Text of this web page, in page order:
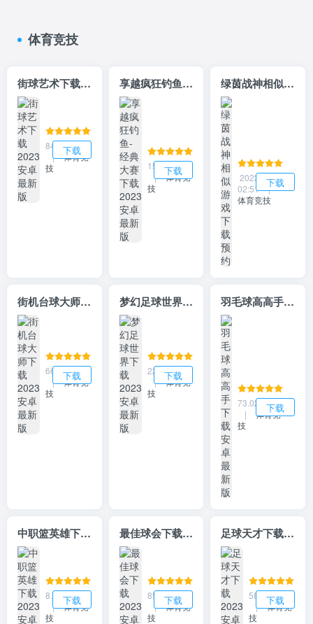
体育竞技
街球艺术下载2023安卓最新版
842.7MB
|
体育竞
技
下载
享越疯狂钓鱼-经典大赛下载2023安卓最新版
153.13MB
|
体育竞
技
下载
绿茵战神相似游戏下载预约
2023/08/18
02:51 |
体育竞技
下载
街机台球大师下载2023安卓最新版
66.25MB
|
体育竞
技
下载
梦幻足球世界下载2023安卓最新版
222.57MB
|
体育竞
技
下载
羽毛球高高手下载安卓最新版
73.02MB
|
体育竞
技
下载
中职篮英雄下载2023安卓最新版
8.99MB
|
体育竞
技
下载
最佳球会下载2023安卓最新版
859.01MB
|
体育竞
技
下载
足球天才下载2023安卓最新版
584.55MB
|
体育竞
技
下载